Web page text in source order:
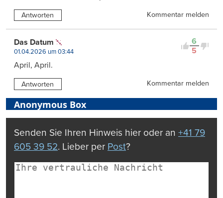
Antworten Kommentar melden
6
5
Das Datum
01.04.2026 um 03:44
April, April.
Antworten Kommentar melden
Anonymous Box
Senden Sie Ihren Hinweis hier oder an +41 79
605 39 52. Lieber per Post?